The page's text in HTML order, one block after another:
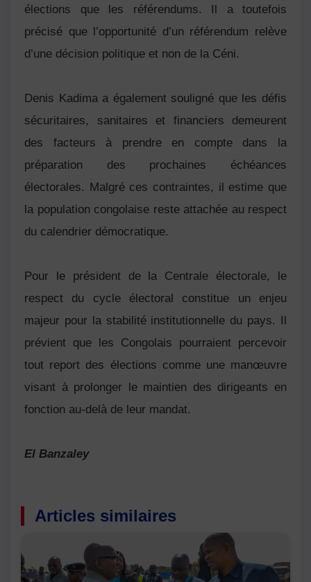
élections que les référendums. Il a toutefois
précisé que l’opportunité d’un référendum relève
d’une décision politique et non de la Céni.
Denis Kadima a également souligné que les défis
sécuritaires, sanitaires et financiers demeurent
des facteurs à prendre en compte dans la
préparation des prochaines échéances
électorales. Malgré ces contraintes, il estime que
la population congolaise reste attachée au respect
du calendrier démocratique.
Pour le président de la Centrale électorale, le
respect du cycle électoral constitue un enjeu
majeur pour la stabilité institutionnelle du pays. Il
prévient que les Congolais pourraient percevoir
tout report des élections comme une manœuvre
visant à prolonger le maintien des dirigeants en
fonction au-delà de leur mandat.
El Banzaley
Articles similaires